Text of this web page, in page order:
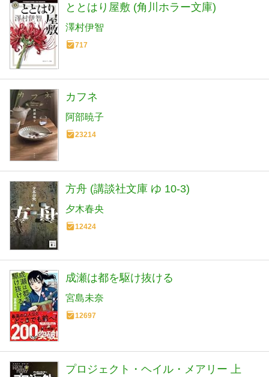
ととはり屋敷 (角川ホラー文庫)
澤村伊智
717
カフネ
阿部暁子
23214
方舟 (講談社文庫 ゆ 10-3)
夕木春央
12424
成瀬は都を駆け抜ける
宮島未奈
12697
プロジェクト・ヘイル・メアリー 上